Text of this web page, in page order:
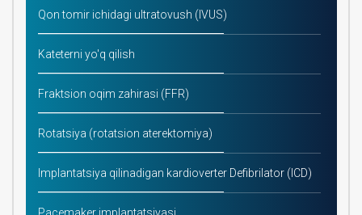
Qon tomir ichidagi ultratovush (IVUS)
Kateterni yo'q qilish
Fraktsion oqim zahirasi (FFR)
Rotatsiya (rotatsion aterektomiya)
Implantatsiya qilinadigan kardioverter Defibrilator (ICD)